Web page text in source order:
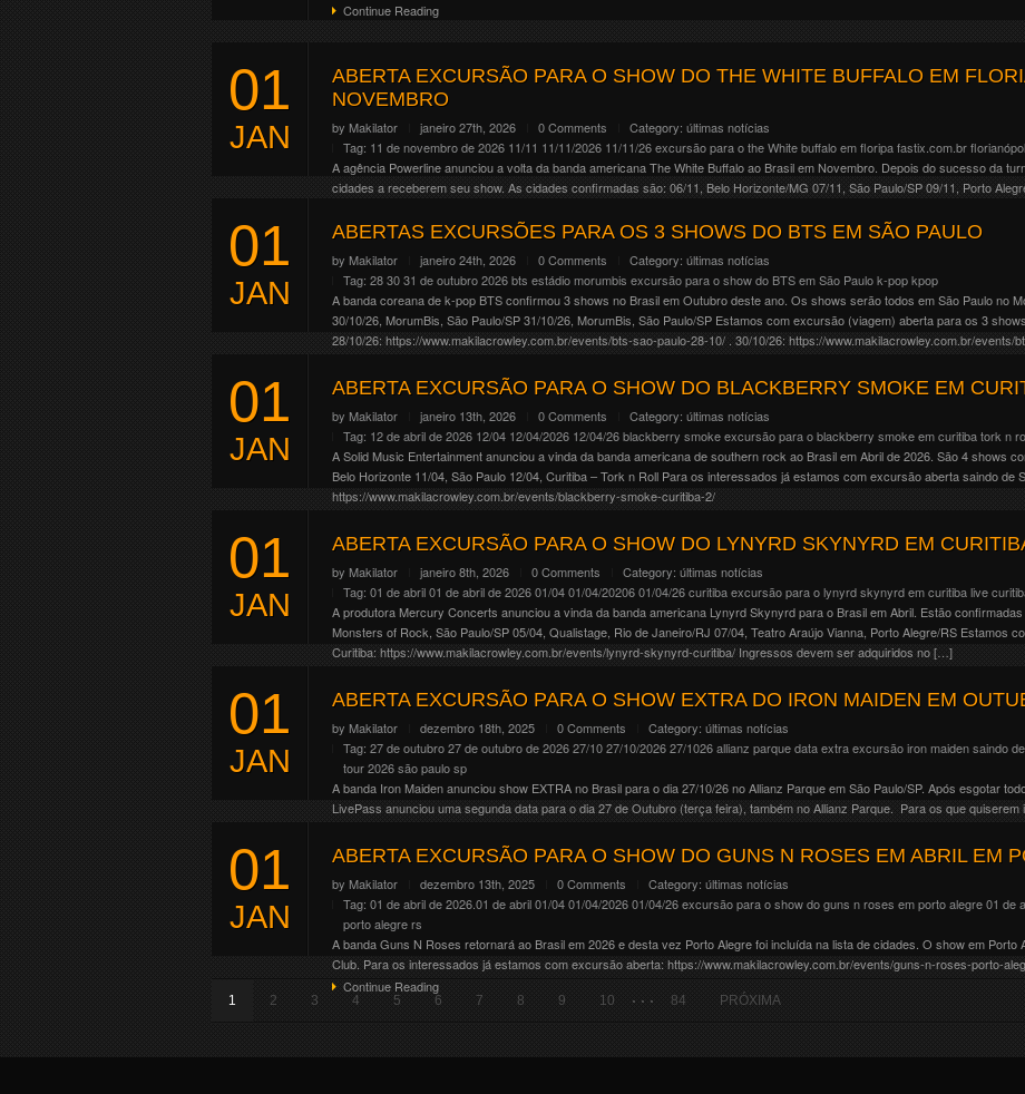
Continue Reading
01
JAN
ABERTA EXCURSÃO PARA O SHOW DO THE WHITE BUFFALO EM
NOVEMBRO
by Makilator janeiro 27th, 2026 0 Comments Category: últimas notícias
Tag: 11 de novembro de 2026 11/11 11/11/2026 11/11/26excursão para o the White buffalo em floripafastix.com.br
A agência Powerline anunciou a volta da banda americana The White Buffalo ao Brasil em Novembro. Depois do sucesso da
cidades a receberem seu show. As cidades confirmadas são: 06/11, Belo Horizonte/MG 07/11, São Paulo/SP 09/11, Porto
Continue Reading
01
JAN
ABERTAS EXCURSÕES PARA OS 3 SHOWS DO BTS EM SÃO PAULO
by Makilator janeiro 24th, 2026 0 Comments Category: últimas notícias
Tag: 28 30 31 de outubro 2026bts estádio morumbis excursão para o show do BTS em São Paulok-popkpop
A banda coreana de k-pop BTS confirmou 3 shows no Brasil em Outubro deste ano. Os shows serão todos em São Paulo no
30/10/26, MorumBis, São Paulo/SP 31/10/26, MorumBis, São Paulo/SP Estamos com excursão (viagem) aberta para os 3
28/10/26: https://www.makilacrowley.com.br/events/bts-sao-paulo-28-10/ . 30/10/26: https://www.makilacrowley.com.br/events/
Continue Reading
01
JAN
ABERTA EXCURSÃO PARA O SHOW DO BLACKBERRY SMOKE EM
by Makilator janeiro 13th, 2026 0 Comments Category: últimas notícias
Tag: 12 de abril de 2026 12/04 12/04/2026 12/04/26blackberry smokeexcursão para o blackberry smoke em curitibatork n
A Solid Music Entertainment anunciou a vinda da banda americana de southern rock ao Brasil em Abril de 2026. São 4 shows
Belo Horizonte 11/04, São Paulo 12/04, Curitiba – Tork n Roll Para os interessados já estamos com excursão aberta saindo de
https://www.makilacrowley.com.br/events/blackberry-smoke-curitiba-2/
01
JAN
ABERTA EXCURSÃO PARA O SHOW DO LYNYRD SKYNYRD EM
by Makilator janeiro 8th, 2026 0 Comments Category: últimas notícias
Tag: 01 de abril01 de abril de 202601/0401/04/2020601/04/26curitibaexcursão para o lynyrd skynyrd em curitibalive
A produtora Mercury Concerts anunciou a vinda da banda americana Lynyrd Skynyrd para o Brasil em Abril. Estão
Monsters of Rock, São Paulo/SP 05/04, Qualistage, Rio de Janeiro/RJ 07/04, Teatro Araújo Vianna, Porto Alegre/RS Estamos
Curitiba: https://www.makilacrowley.com.br/events/lynyrd-skynyrd-curitiba/ Ingressos devem ser adquiridos no […]
01
JAN
ABERTA EXCURSÃO PARA O SHOW EXTRA DO IRON MAIDEN EM
by Makilator dezembro 18th, 2025 0 Comments Category: últimas notícias
Tag: 27 de outubro27 de outubro de 202627/1027/10/202627/1026allianz parquedata extraexcursão iron maiden saindo
tour 2026são paulosp
A banda Iron Maiden anunciou show EXTRA no Brasil para o dia 27/10/26 no Allianz Parque em São Paulo/SP. Após esgotar
LivePass anunciou uma segunda data para o dia 27 de Outubro (terça feira), também no Allianz Parque. Para os que
01
JAN
ABERTA EXCURSÃO PARA O SHOW DO GUNS N ROSES EM ABRIL EM
by Makilator dezembro 13th, 2025 0 Comments Category: últimas notícias
Tag: 01 de abril de 2026.01 de abril01/0401/04/202601/04/26excursão para o show do guns n roses em porto alegre 01 de
porto alegrers
A banda Guns N Roses retornará ao Brasil em 2026 e desta vez Porto Alegre foi incluída na lista de cidades. O show em
Club. Para os interessados já estamos com excursão aberta: https://www.makilacrowley.com.br/events/guns-n-roses-porto-
Continue Reading
1 2 3 4 5 6 7 8 9 10 . . . 84 PRÓXIMA